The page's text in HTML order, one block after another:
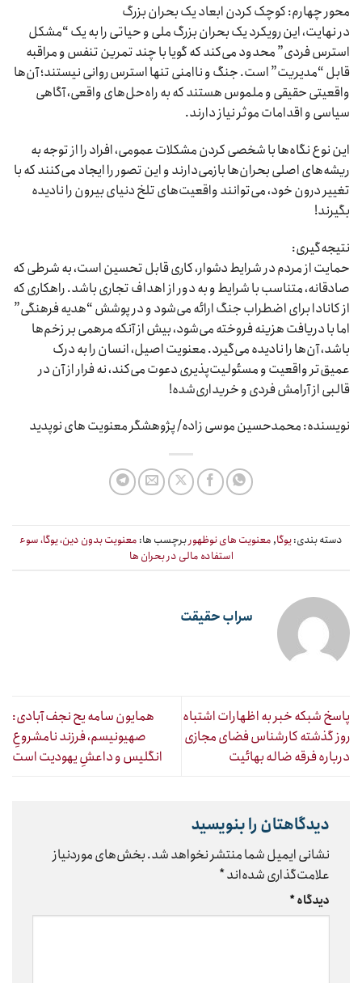
محور چهارم: کوچک کردن ابعاد یک بحران بزرگ
در نهایت، این رویکرد یک بحران بزرگ ملی و حیاتی را به یک “مشکل
استرس فردی” محدود می‌کند که گویا با چند تمرین تنفس و مراقبه
قابل “مدیریت” است. جنگ و ناامنی تنها استرس روانی نیستند؛ آن‌ها
واقعیتی حقیقی و ملموس هستند که به راه‌حل‌های واقعی، آگاهی
سیاسی و اقدامات موثر نیاز دارند.
این نوع نگاه‌ها با شخصی کردن مشکلات عمومی، افراد را از توجه به
ریشه‌های اصلی بحران‌ها بازمی‌دارند و این تصور را ایجاد می‌کنند که با
تغییر درون خود، می‌توانند واقعیت‌های تلخ دنیای بیرون را نادیده
بگیرند!
نتیجه‌گیری:
حمایت از مردم در شرایط دشوار، کاری قابل تحسین است، به شرطی که
صادقانه، متناسب با شرایط و به دور از اهداف تجاری باشد. راهکاری که
از کانادا برای اضطراب جنگ ارائه می‌شود و در پوشش “هدیه فرهنگی”
اما با دریافت هزینه فروخته می‌شود، بیش از آنکه مرهمی بر زخم‌ها
باشد، آن‌ها را نادیده می‌گیرد. معنویت اصیل، انسان را به درک
عمیق‌تر واقعیت و مسئولیت‌پذیری دعوت می‌کند، نه فرار از آن در
قالبی از آرامش فردی و خریداری‌شده!
نویسنده: محمدحسین موسی زاده/ پژوهشگر معنویت های نوپدید
دسته بندی:یوگا, معنویت های نوظهور برچسب ها: معنویت بدون دین، یوگا، سوء
استفاده مالی در بحران ها
سراب حقیقت
پاسخ شبکه خبر به اظهارات اشتباه
روز گذشته کارشناس فضای مجازی
درباره فرقه ضاله بهائیت
همایون سامه یح نجف آبادی:
صهیونیسم، فرزند نامشروعِ
انگلیس و داعشِ یهودیت است
دیدگاهتان را بنویسید
نشانی ایمیل شما منتشر نخواهد شد.بخش‌های موردنیاز
علامت‌گذاری شده‌اند*
دیدگاه*